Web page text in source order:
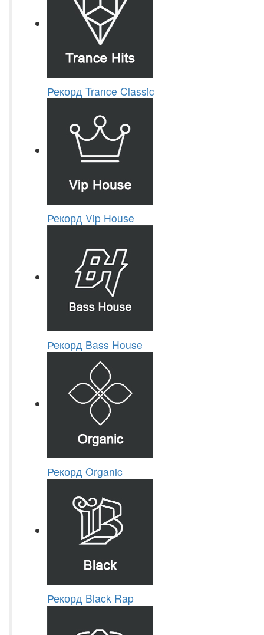
Рекорд Trance Classic
Рекорд Vip House
Рекорд Bass House
Рекорд Organic
Рекорд Black Rap